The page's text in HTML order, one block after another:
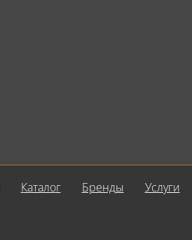
Каталог Бренды Услуги